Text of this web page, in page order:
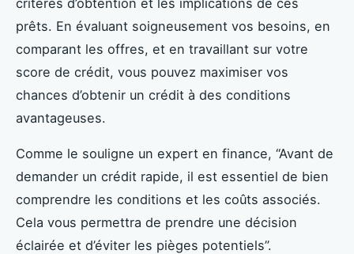
prêts. En évaluant soigneusement vos besoins, en
comparant les offres, et en travaillant sur votre
score de crédit, vous pouvez maximiser vos
chances d’obtenir un crédit à des conditions
avantageuses.
Comme le souligne un expert en finance, “Avant de
demander un crédit rapide, il est essentiel de bien
comprendre les conditions et les coûts associés.
Cela vous permettra de prendre une décision
éclairée et d’éviter les pièges potentiels”.